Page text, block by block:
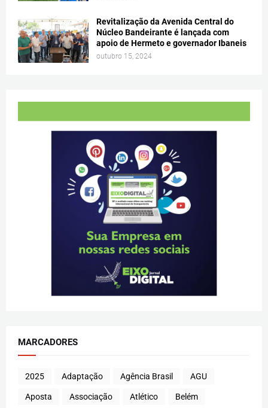
Revitalização da Avenida Central do
Núcleo Bandeirante é lançada com
apoio de Hermeto e governador Ibaneis
outubro 15, 2024
MARCADORES
2025 Adaptação Agência Brasil AGU
Aposta Associação Atlético Belém